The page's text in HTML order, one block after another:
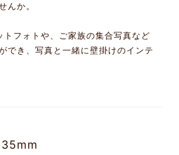
んか。
フォトや、ご家族の集合写真など
でき、写真と一緒に壁掛けのインテ